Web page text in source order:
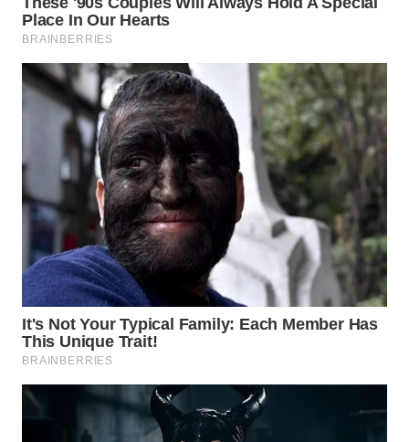
WN
WN
MALUKU
WN
MALUT
DAIRI
WN
DANAU
TOBA